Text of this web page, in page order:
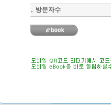
방문자수